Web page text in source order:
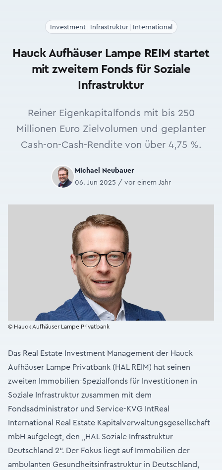
Investment Infrastruktur International
Hauck Aufhäuser Lampe REIM startet
mit zweitem Fonds für Soziale
Infrastruktur
Reiner Eigenkapitalfonds mit bis 250
Millionen Euro Zielvolumen und geplanter
Cash-on-Cash-Rendite von über 4,75 %.
Michael Neubauer
06. Jun 2025 / vor einem Jahr
© Hauck Aufhäuser Lampe Privatbank
Das Real Estate Investment Management der Hauck
Aufhäuser Lampe Privatbank (HAL REIM) hat seinen
zweiten Immobilien-Spezialfonds für Investitionen in
Soziale Infrastruktur zusammen mit dem
Fondsadministrator und Service-KVG IntReal
International Real Estate Kapitalverwaltungsgesellschaft
mbH aufgelegt, den „HAL Soziale Infrastruktur
Deutschland 2“. Der Fokus liegt auf Immobilien der
ambulanten Gesundheitsinfrastruktur in Deutschland,